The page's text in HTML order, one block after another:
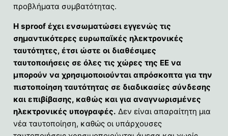
προβλήματα συμβατότητας.
Η sproof έχει ενσωματώσει εγγενώς τις
σημαντικότερες ευρωπαϊκές ηλεκτρονικές
ταυτότητες, έτσι ώστε οι διαθέσιμες
ταυτοποιήσεις σε όλες τις χώρες της ΕΕ να
μπορούν να χρησιμοποιούνται απρόσκοπτα για την
πιστοποίηση ταυτότητας σε διαδικασίες σύνδεσης
και επιβίβασης, καθώς και για αναγνωρισμένες
ηλεκτρονικές υπογραφές. Δεν είναι απαραίτητη μια
νέα ταυτοποίηση, καθώς οι υπάρχουσες